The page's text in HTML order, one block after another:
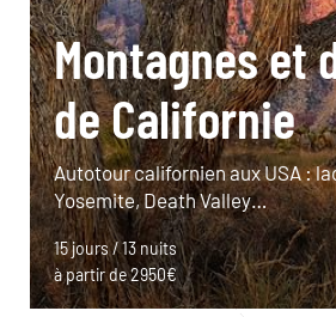
Montagnes et
de Californie
Autotour californien aux USA :
Yosemite, Death Valley…
15 jours / 13 nuits
à partir de 2950€